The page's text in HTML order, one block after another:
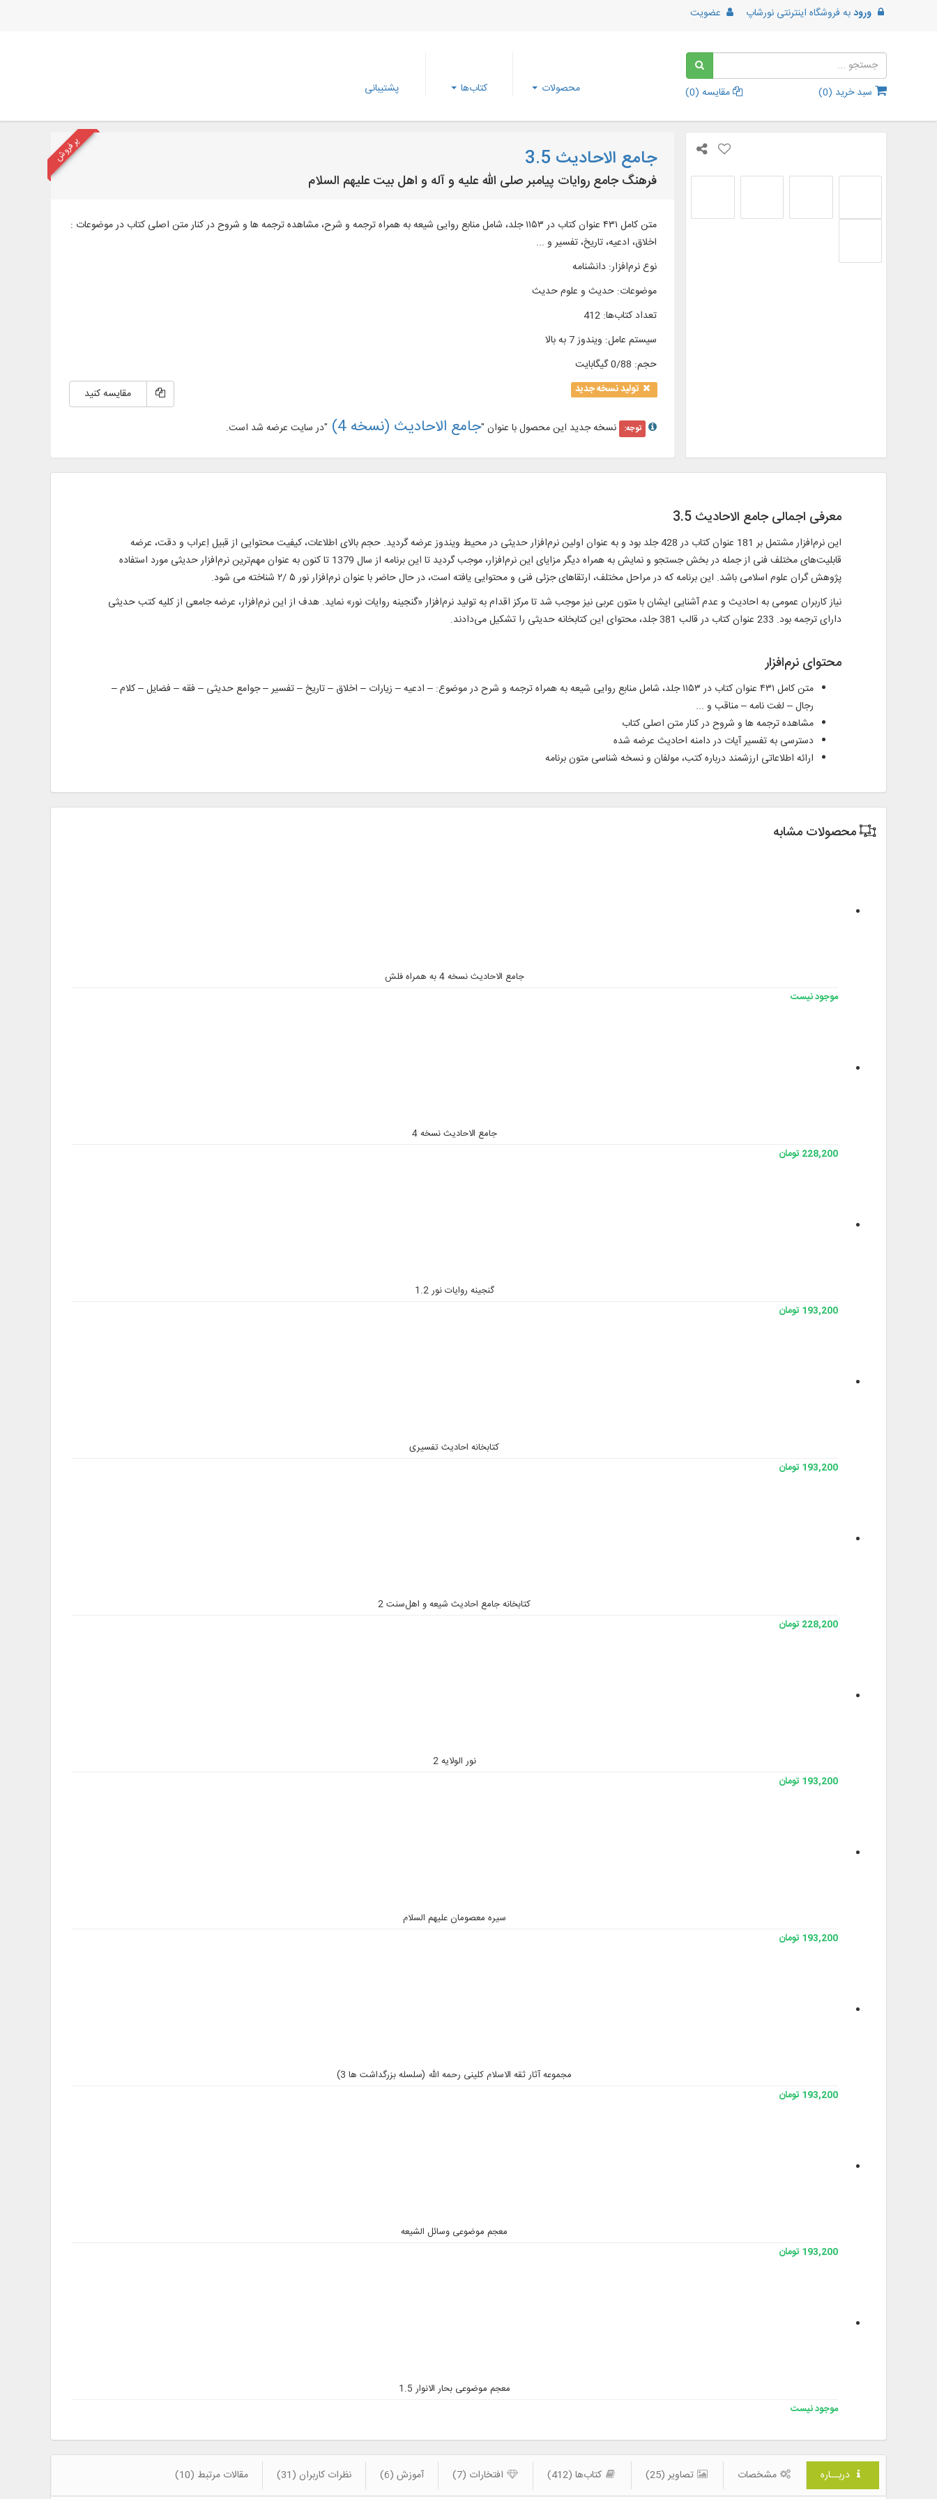
ورودبه فروشگاه اینترنتی نورشاپ عضویت
سبد خرید (0
) مقایسه (0
) محصولات کتاب‌ها پشتیبانی
پر فروش جامع الاحادیث 3.5
فرهنگ جامع روایات پیامبر صلی الله علیه و آله و اهل بیت علیهم السلام
متن کامل ۴۳۱ عنوان کتاب در ۱۱۵۳ جلد، شامل منابع روایی شیعه به همراه ترجمه و شرح، مشاهده ترجمه ها و شروح در کنار متن اصلی کتاب در موضوعات :
اخلاق، ادعیه، تاریخ، تفسیر و ...
نوع نرم‌افزار: دانشنامه
موضوعات: حدیث و علوم حدیث
تعداد کتاب‌ها:
412
سیستم عامل: ویندوز 7 به بالا
حجم: 0/88 گیگابایت
تولید نسخه جدید مقایسه کنید
توجه: نسخه جدید این محصول با عنوان "جامع الاحادیث (نسخه 4) "در سایت عرضه شد است.
معرفی اجمالی جامع الاحادیث 3.5
این نرم‌افزار مشتمل بر 181 عنوان کتاب در 428 جلد بود و به عنوان اولین نرم‌افزار حدیثی در محیط ویندوز عرضه گردید. حجم بالای اطلاعات، کیفیت محتوایی از قبیل اِعراب و دقت، عرضه
قابلیت‌های مختلف فنی از جمله در بخش جستجو و نمایش به همراه دیگر مزایای این نرم‌افزار، موجب گردید تا این برنامه از سال 1379 تا کنون به عنوان مهم‌ترین نرم‌افزار حدیثی مورد استفاده
پژوهش گران علوم اسلامی باشد. این برنامه که در مراحل مختلف، ارتقاهای جزئی فنی و محتوایی یافته است، در حال حاضر با عنوان نرم‌افزار نور‌ ۵ /۲ شناخته می شود.
نیاز کاربران عمومی به احادیث و عدم آشنایی ایشان با متون عربی نیز موجب شد تا مرکز اقدام به تولید نرم‌افزار «گنجینه روایات نور» نماید. هدف از این نرم‌افزار، عرضه جامعی از کلیه کتب حدیثی
دارای ترجمه بود. 233 عنوان کتاب در قالب 381 جلد، محتوای این کتابخانه حدیثی را تشکیل می‌دادند.
محتوای نرم‌افزار
متن کامل ۴۳۱ عنوان کتاب در ۱۱۵۳ جلد، شامل منابع روایی شیعه به همراه ترجمه و شرح در موضوع: – ادعیه – زیارات – اخلاق – تاریخ – تفسیر – جوامع حدیثی – فقه – فضایل – کلام –
رجال – لغت نامه – مناقب و ...
مشاهده ترجمه ها و شروح در کنار متن اصلی کتاب
دسترسی به تفسیر آیات در دامنه احادیث عرضه شده
ارائه اطلاعاتی ارزشمند درباره کتب، مولفان و نسخه شناسی متون برنامه
محصولات مشابه
جامع الاحادیث نسخه 4 به همراه فلش
موجود نیست
جامع الاحادیث نسخه 4
228,200 تومان
گنجینه روایات نور 1.2
193,200 تومان
کتابخانه احادیث تفسیری
193,200 تومان
کتابخانه جامع احادیث شیعه و اهل‌‌سنت 2
228,200 تومان
نور الولایه 2
193,200 تومان
سیره معصومان علیهم السلام
193,200 تومان
مجموعه آثار ثقه الاسلام کلینی رحمه الله (سلسله بزرگداشت ها 3)
193,200 تومان
معجم موضوعی وسائل الشیعه
193,200 تومان
معجم موضوعی بحار الانوار 1.5
موجود نیست
دربــاره مشخصات تصاویر (25) کتاب‌ها (412) افتخارات (7) آموزش (6) نظرات کاربران (31) مقالات مرتبط (10)